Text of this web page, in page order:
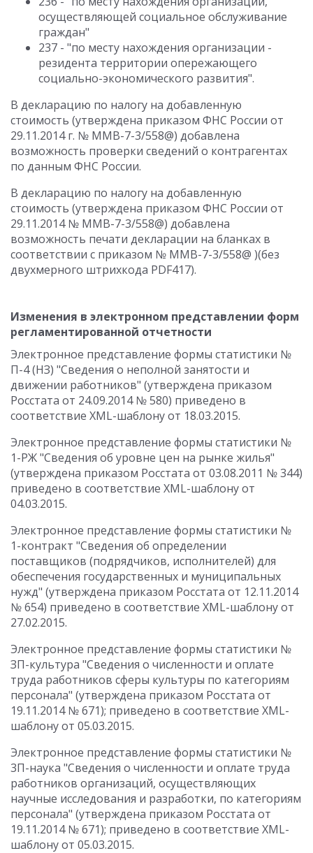
осуществляющей социальное обслуживание
граждан"
237 - "по месту нахождения организации -
резидента территории опережающего
социально-экономического развития".
В декларацию по налогу на добавленную
стоимость (утверждена приказом ФНС России от
29.11.2014 г. № ММВ-7-3/558@) добавлена
возможность проверки сведений о контрагентах
по данным ФНС России.
В декларацию по налогу на добавленную
стоимость (утверждена приказом ФНС России от
29.11.2014 № ММВ-7-3/558@) добавлена
возможность печати декларации на бланках в
соответствии с приказом № ММВ-7-3/558@ )(без
двухмерного штрихкода PDF417).
Изменения в электронном представлении форм
регламентированной отчетности
Электронное представление формы статистики №
П-4 (НЗ) "Сведения о неполной занятости и
движении работников" (утверждена приказом
Росстата от 24.09.2014 № 580) приведено в
соответствие XML-шаблону от 18.03.2015.
Электронное представление формы статистики №
1-РЖ "Сведения об уровне цен на рынке жилья"
(утверждена приказом Росстата от 03.08.2011 № 344)
приведено в соответствие XML-шаблону от
04.03.2015.
Электронное представление формы статистики №
1-контракт "Сведения об определении
поставщиков (подрядчиков, исполнителей) для
обеспечения государственных и муниципальных
нужд" (утверждена приказом Росстата от 12.11.2014
№ 654) приведено в соответствие XML-шаблону от
27.02.2015.
Электронное представление формы статистики №
ЗП-культура "Сведения о численности и оплате
труда работников сферы культуры по категориям
персонала" (утверждена приказом Росстата от
19.11.2014 № 671); приведено в соответствие XML-
шаблону от 05.03.2015.
Электронное представление формы статистики №
3П-наука "Сведения о численности и оплате труда
работников организаций, осуществляющих
научные исследования и разработки, по категориям
персонала" (утверждена приказом Росстата от
19.11.2014 № 671); приведено в соответствие XML-
шаблону от 05.03.2015.